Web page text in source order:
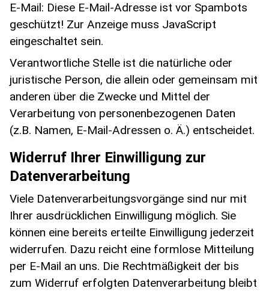
E-Mail: Diese E-Mail-Adresse ist vor Spambots
geschützt! Zur Anzeige muss JavaScript
eingeschaltet sein.
Verantwortliche Stelle ist die natürliche oder
juristische Person, die allein oder gemeinsam mit
anderen über die Zwecke und Mittel der
Verarbeitung von personenbezogenen Daten
(z.B. Namen, E-Mail-Adressen o. Ä.) entscheidet.
Widerruf Ihrer Einwilligung zur
Datenverarbeitung
Viele Datenverarbeitungsvorgänge sind nur mit
Ihrer ausdrücklichen Einwilligung möglich. Sie
können eine bereits erteilte Einwilligung jederzeit
widerrufen. Dazu reicht eine formlose Mitteilung
per E-Mail an uns. Die Rechtmäßigkeit der bis
zum Widerruf erfolgten Datenverarbeitung bleibt